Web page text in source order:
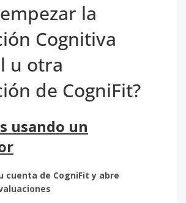
la
Cognitiva
u otra
de CogniFit?
usando un
cuenta de CogniFit y abre